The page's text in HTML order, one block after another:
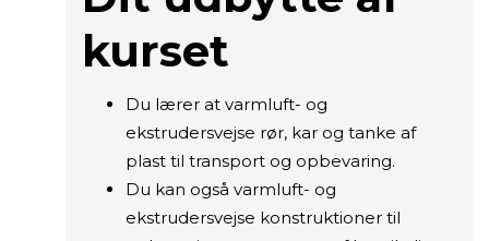
kurset
Du lærer at varmluft- og
ekstrudersvejse rør, kar og tanke af
plast til transport og opbevaring.
Du kan også varmluft- og
ekstrudersvejse konstruktioner til